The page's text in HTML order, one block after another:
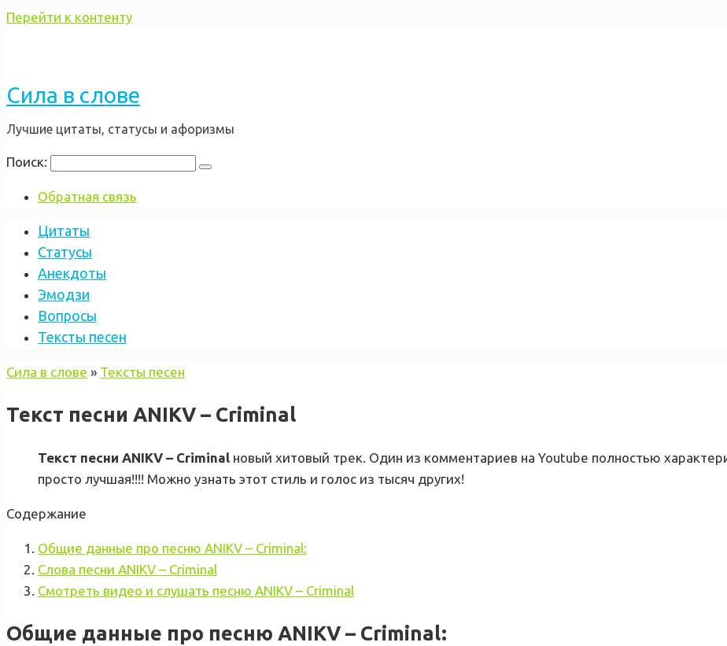
Перейти к контенту
Сила в слове
Лучшие цитаты, статусы и афоризмы
Поиск:
Обратная связь
Цитаты
Статусы
Анекдоты
Эмодзи
Вопросы
Тексты песен
Сила в слове » Тексты песен
Текст песни ANIKV – Criminal
Текст песни ANIKV – Criminal новый хитовый трек. Один из комментариев на Youtube полностью
просто лучшая!!!! Можно узнать этот стиль и голос из тысяч других!
Содержание
Общие данные про песню ANIKV – Criminal:
Слова песни ANIKV – Criminal
Смотреть видео и слушать песню ANIKV – Criminal
Общие данные про песню ANIKV – Criminal: